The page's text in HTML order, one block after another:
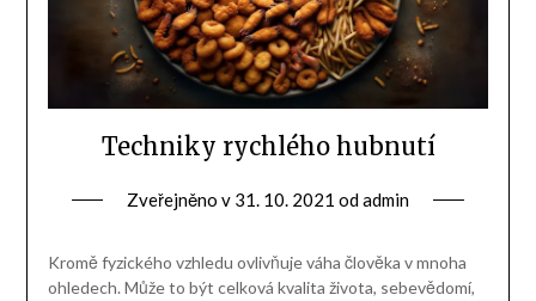
Techniky rychlého hubnutí
Zveřejněno v 31. 10. 2021 odadmin
Kromě fyzického vzhledu ovlivňuje váha člověka v mnoha
ohledech. Může to být celková kvalita života, sebevědomí,